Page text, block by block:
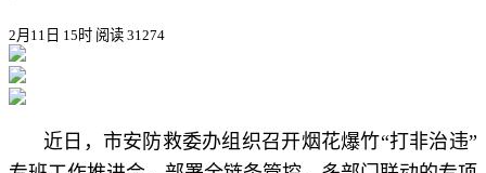
2月11日 15时 阅读 31274
近日，市安防救委办组织召开烟花爆竹“打非治违”